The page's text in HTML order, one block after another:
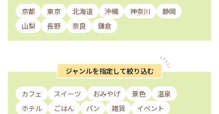
京都 東京 北海道 沖縄 神奈川
静岡
山梨
長野 奈良 鎌倉
ジャンルを指定して絞り込む
カフェ スイーツ おみやげ 景色
温泉
ホテル
ごはん パン 雑貨 イベント